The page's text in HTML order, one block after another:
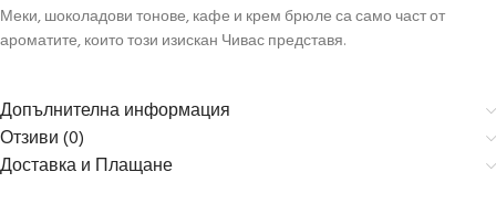
Меки, шоколадови тонове, кафе и крем брюле са само част от
ароматите, които този изискан Чивас представя.
Допълнителна информация
Отзиви (0)
Доставка и Плащане